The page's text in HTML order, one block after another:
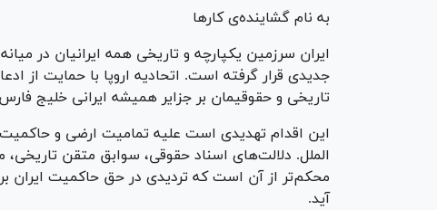
به نام گشاینده‌ی کار‌ها
ایران سرزمین یکپارچه و تاریخی همه ایرانیان در
جدیدی قرار گرفته است. اتحادیه اروپا با حمایت از
تاریخی و حقوقیمان بر جزایر همیشه ایرانی خلیج
این اقدام تهدیدی است علیه تمامیت ارضی و حاکمیت
الملل. دلالت‌های اسناد حقوقی، سوابق متقن
محکم‌تر از آن است که تردیدی در حق حاکمیت ایران
آید.